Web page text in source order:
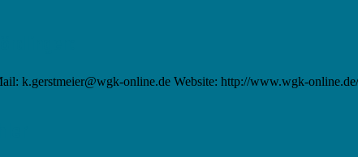
k.gerstmeier@wgk-online.de Website: http://www.wgk-